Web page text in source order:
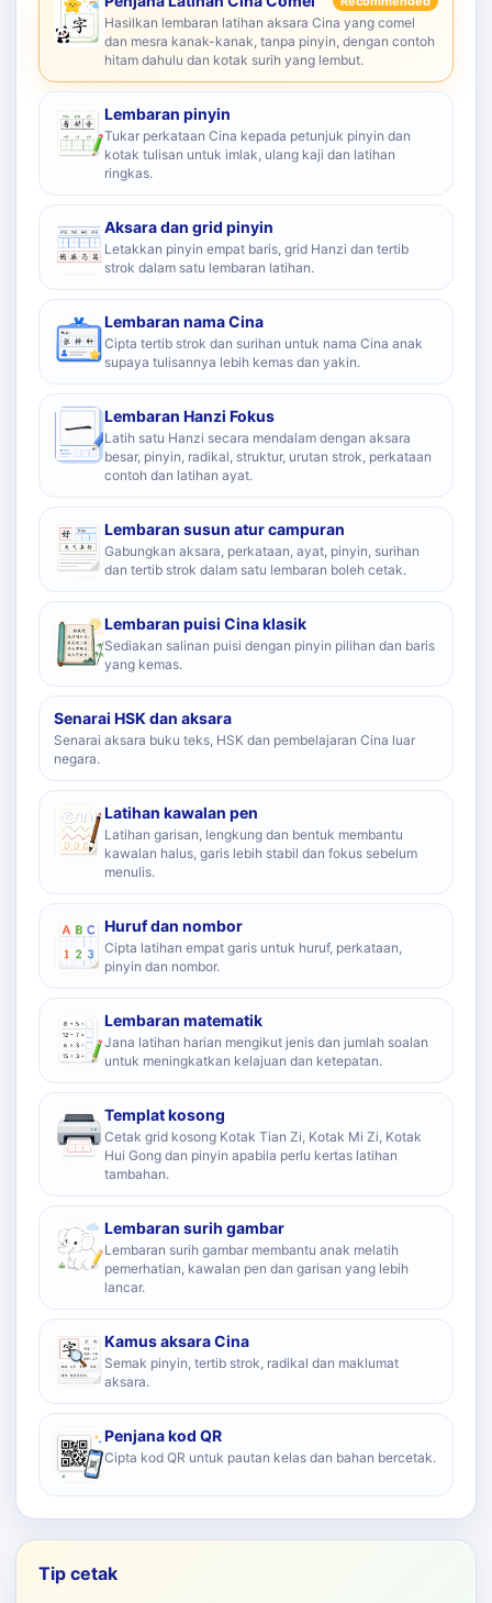
Hasilkan lembaran latihan aksara Cina yang comel
dan mesra kanak-kanak, tanpa pinyin, dengan contoh
hitam dahulu dan kotak surih yang lembut.
Lembaran pinyin
Tukar perkataan Cina kepada petunjuk pinyin dan
kotak tulisan untuk imlak, ulang kaji dan latihan
ringkas.
Aksara dan grid pinyin
Letakkan pinyin empat baris, grid Hanzi dan tertib
strok dalam satu lembaran latihan.
Lembaran nama Cina
Cipta tertib strok dan surihan untuk nama Cina anak
supaya tulisannya lebih kemas dan yakin.
Lembaran Hanzi Fokus
Latih satu Hanzi secara mendalam dengan aksara
besar, pinyin, radikal, struktur, urutan strok, perkataan
contoh dan latihan ayat.
Lembaran susun atur campuran
Gabungkan aksara, perkataan, ayat, pinyin, surihan
dan tertib strok dalam satu lembaran boleh cetak.
Lembaran puisi Cina klasik
Sediakan salinan puisi dengan pinyin pilihan dan baris
yang kemas.
Senarai HSK dan aksara
Senarai aksara buku teks, HSK dan pembelajaran Cina luar
negara.
Latihan kawalan pen
Latihan garisan, lengkung dan bentuk membantu
kawalan halus, garis lebih stabil dan fokus sebelum
menulis.
Huruf dan nombor
Cipta latihan empat garis untuk huruf, perkataan,
pinyin dan nombor.
Lembaran matematik
Jana latihan harian mengikut jenis dan jumlah soalan
untuk meningkatkan kelajuan dan ketepatan.
Templat kosong
Cetak grid kosong Kotak Tian Zi, Kotak Mi Zi, Kotak
Hui Gong dan pinyin apabila perlu kertas latihan
tambahan.
Lembaran surih gambar
Lembaran surih gambar membantu anak melatih
pemerhatian, kawalan pen dan garisan yang lebih
lancar.
Kamus aksara Cina
Semak pinyin, tertib strok, radikal dan maklumat
aksara.
Penjana kod QR
Cipta kod QR untuk pautan kelas dan bahan bercetak.
Tip cetak